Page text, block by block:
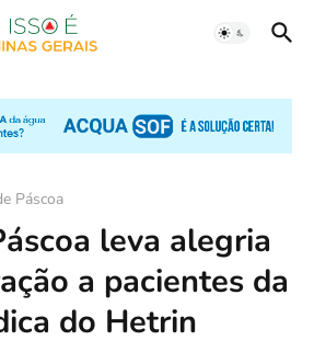
Páscoa
leva alegria
a pacientes da
do Hetrin